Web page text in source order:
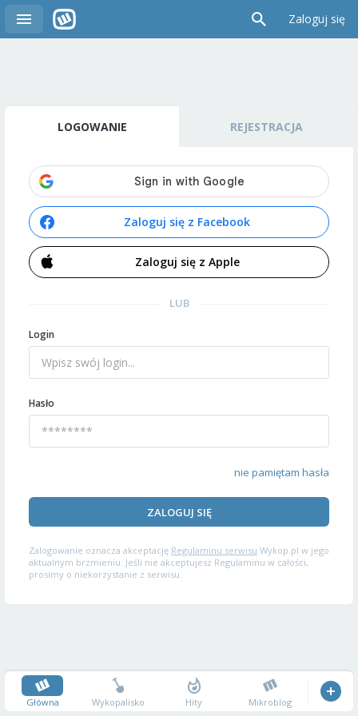
Zaloguj się
LOGOWANIE REJESTRACJA
Zaloguj się z Facebook
Zaloguj się z Apple
LUB
Login
Hasło
nie pamiętam hasła
ZALOGUJ SIĘ
Zalogowanie oznacza akceptację Regulaminu serwisu Wykop.pl w jego
aktualnym brzmieniu. Jeśli nie akceptujesz Regulaminu w całości,
prosimy o niekorzystanie z serwisu.
Główna Wykopalisko Hity Mikroblog